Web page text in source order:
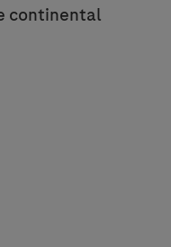
continental